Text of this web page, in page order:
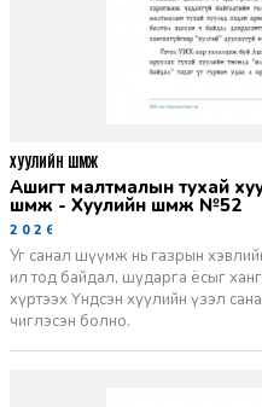
Ашигт малтмалын тухай хуулийн төсөлд өгөх санал,
шүүмж - Хуулийн шүүмж №52
2026-06-29
Уг санал шүүмж нь газрын
ил тод байдал, шударга ёсыг
хүртээх Үндсэн хуулийн үзэл
чиглэсэн болно.
ХУУЛИЙН ШҮҮМЖ